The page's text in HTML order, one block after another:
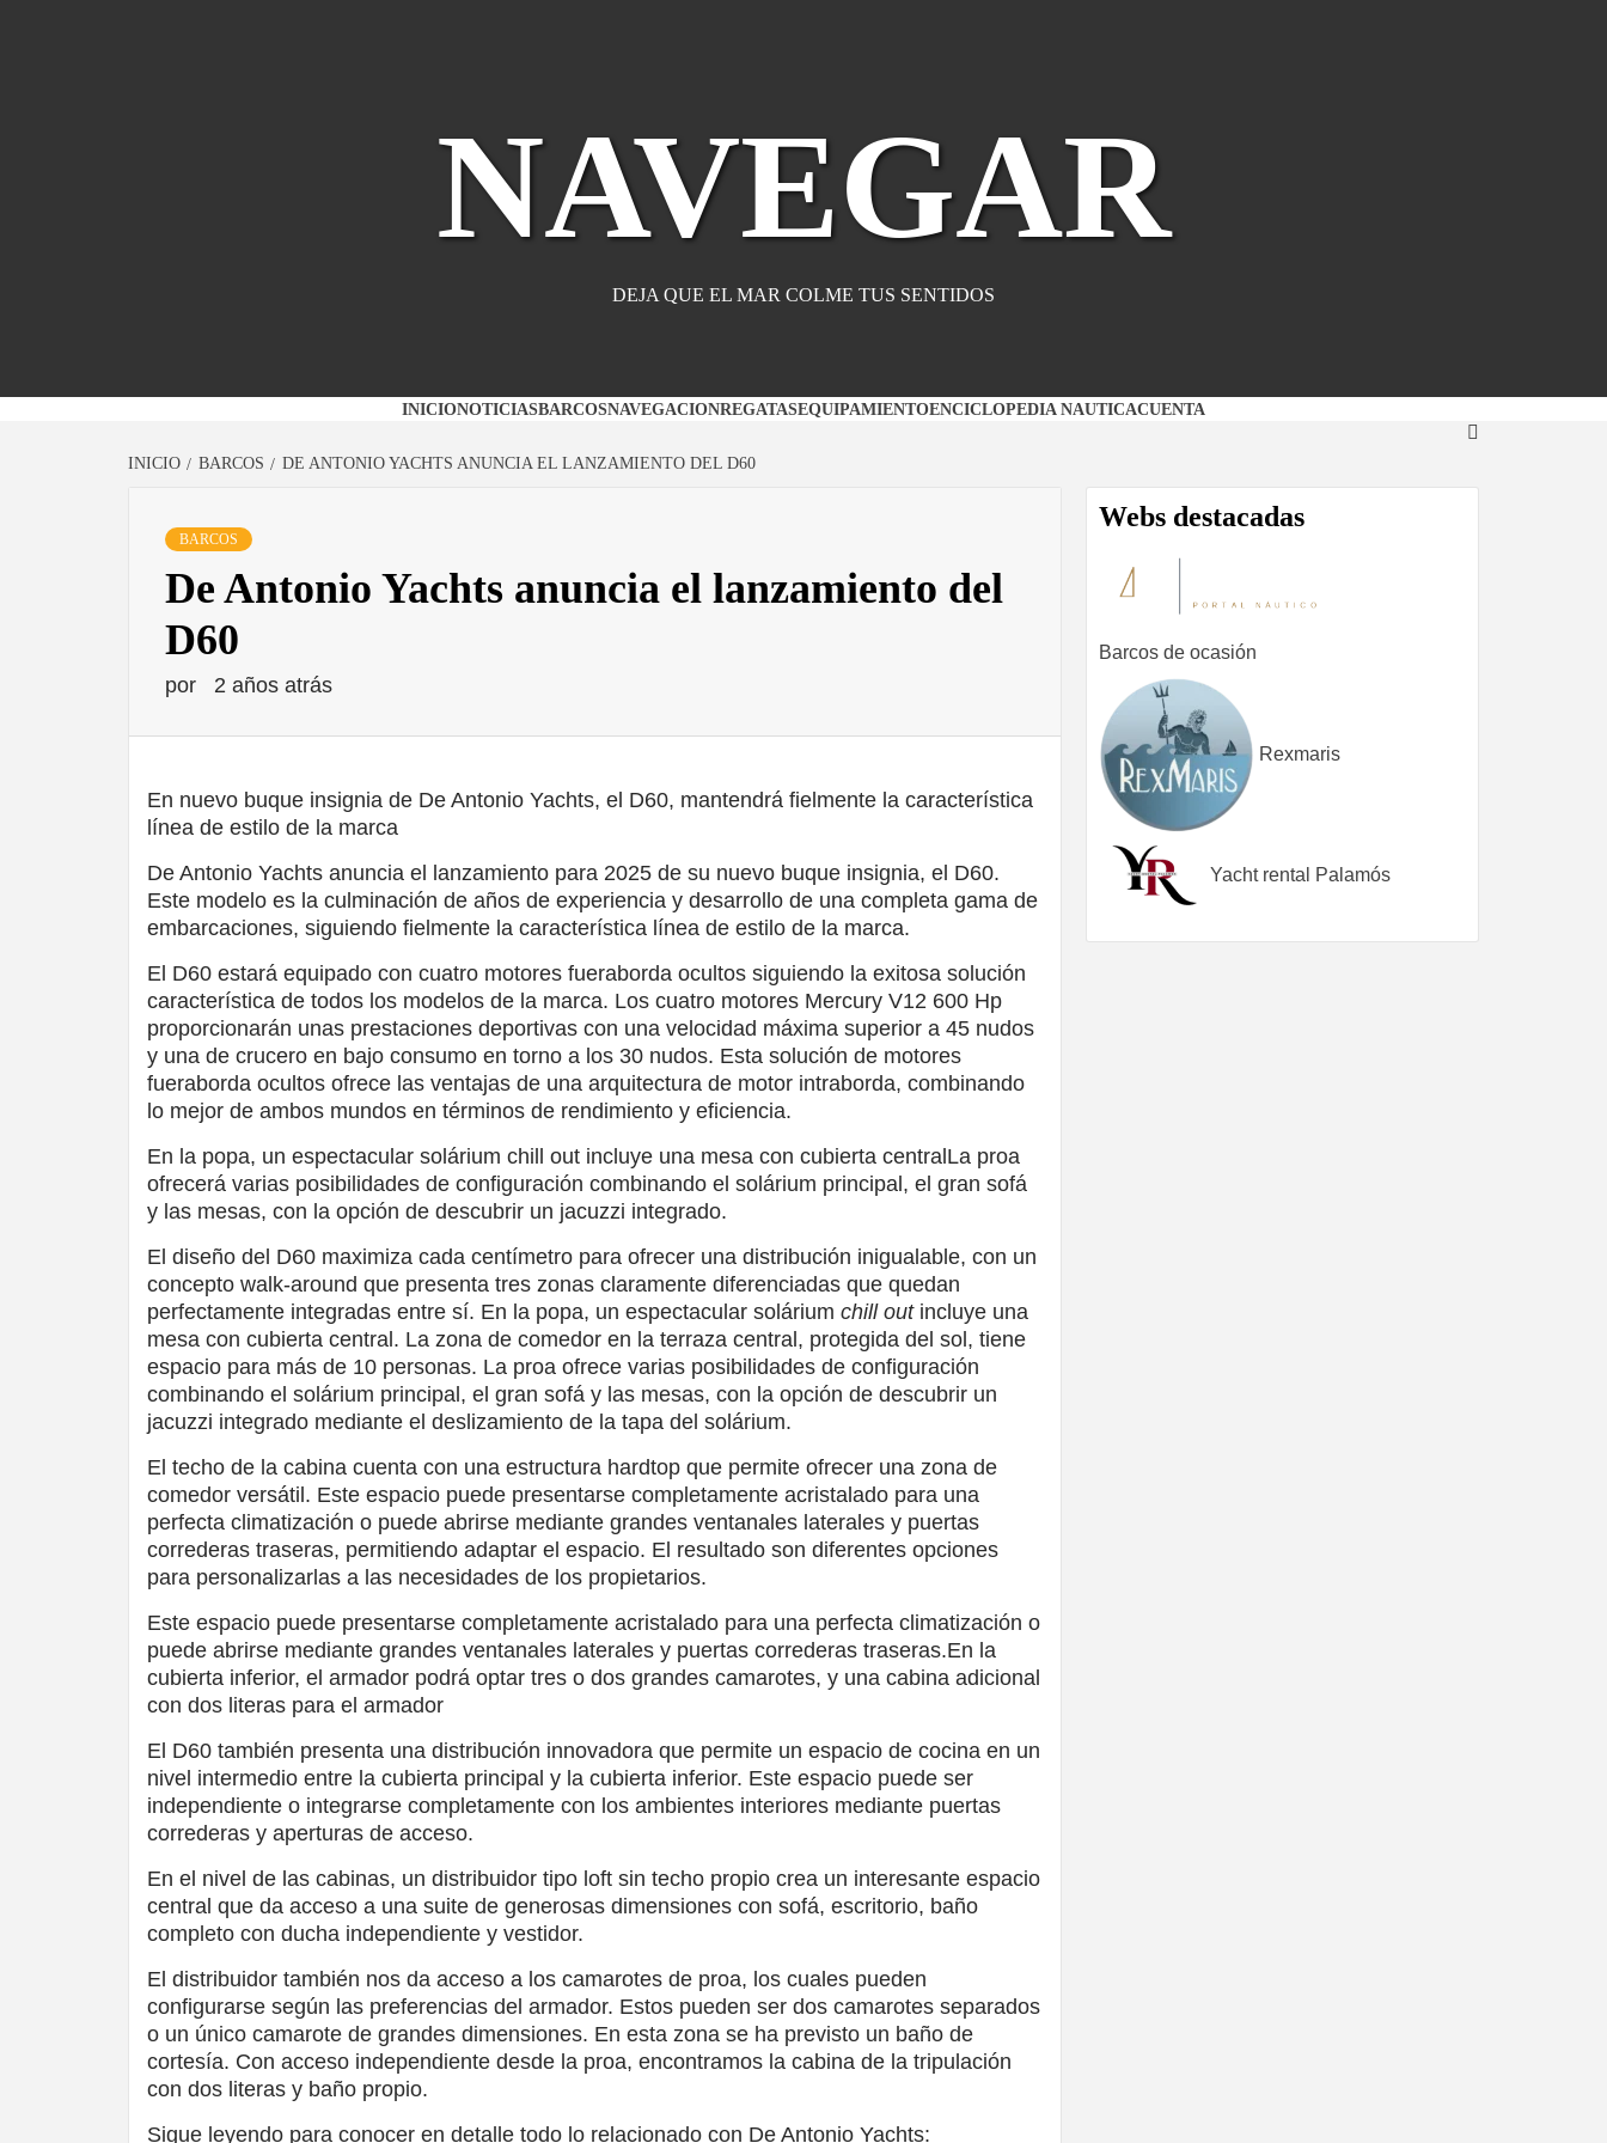
NAVEGAR
DEJA QUE EL MAR COLME TUS SENTIDOS
INICIONOTICIASBARCOSNAVEGACIONREGATASEQUIPAMIENTOENCICLOPEDIA NAUTICACUENTA
INICIO BARCOS DE ANTONIO YACHTS ANUNCIA EL LANZAMIENTO DEL D60
BARCOS
De Antonio Yachts anuncia el lanzamiento del
D60
por 2 años atrás
En nuevo buque insignia de De Antonio Yachts, el D60, mantendrá fielmente la característica
línea de estilo de la marca
De Antonio Yachts anuncia el lanzamiento para 2025 de su nuevo buque insignia, el D60.
Este modelo es la culminación de años de experiencia y desarrollo de una completa gama de
embarcaciones, siguiendo fielmente la característica línea de estilo de la marca.
El D60 estará equipado con cuatro motores fueraborda ocultos siguiendo la exitosa solución
característica de todos los modelos de la marca. Los cuatro motores Mercury V12 600 Hp
proporcionarán unas prestaciones deportivas con una velocidad máxima superior a 45 nudos
y una de crucero en bajo consumo en torno a los 30 nudos. Esta solución de motores
fueraborda ocultos ofrece las ventajas de una arquitectura de motor intraborda, combinando
lo mejor de ambos mundos en términos de rendimiento y eficiencia.
En la popa, un espectacular solárium chill out incluye una mesa con cubierta central La proa
ofrecerá varias posibilidades de configuración combinando el solárium principal, el gran sofá
y las mesas, con la opción de descubrir un jacuzzi integrado.
El diseño del D60 maximiza cada centímetro para ofrecer una distribución inigualable, con un
concepto walk-around que presenta tres zonas claramente diferenciadas que quedan
perfectamente integradas entre sí. En la popa, un espectacular solárium chill outincluye una
mesa con cubierta central. La zona de comedor en la terraza central, protegida del sol, tiene
espacio para más de 10 personas. La proa ofrece varias posibilidades de configuración
combinando el solárium principal, el gran sofá y las mesas, con la opción de descubrir un
jacuzzi integrado mediante el deslizamiento de la tapa del solárium.
El techo de la cabina cuenta con una estructura hardtop que permite ofrecer una zona de
comedor versátil. Este espacio puede presentarse completamente acristalado para una
perfecta climatización o puede abrirse mediante grandes ventanales laterales y puertas
correderas traseras, permitiendo adaptar el espacio. El resultado son diferentes opciones
para personalizarlas a las necesidades de los propietarios.
Este espacio puede presentarse completamente acristalado para una perfecta climatización o
puede abrirse mediante grandes ventanales laterales y puertas correderas traseras.En la
cubierta inferior, el armador podrá optar tres o dos grandes camarotes, y una cabina adicional
con dos literas para el armador
El D60 también presenta una distribución innovadora que permite un espacio de cocina en un
nivel intermedio entre la cubierta principal y la cubierta inferior. Este espacio puede ser
independiente o integrarse completamente con los ambientes interiores mediante puertas
correderas y aperturas de acceso.
En el nivel de las cabinas, un distribuidor tipo loft sin techo propio crea un interesante espacio
central que da acceso a una suite de generosas dimensiones con sofá, escritorio, baño
completo con ducha independiente y vestidor.
El distribuidor también nos da acceso a los camarotes de proa, los cuales pueden
configurarse según las preferencias del armador. Estos pueden ser dos camarotes separados
o un único camarote de grandes dimensiones. En esta zona se ha previsto un baño de
cortesía. Con acceso independiente desde la proa, encontramos la cabina de la tripulación
con dos literas y baño propio.
Sigue leyendo para conocer en detalle todo lo relacionado con De Antonio Yachts:
Webs destacadas
Barcos de ocasión
Rexmaris
Yacht rental Palamós